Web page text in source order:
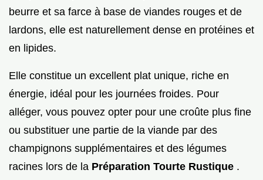
beurre et sa farce à base de viandes rouges et de
lardons, elle est naturellement dense en protéines et
en lipides.
Elle constitue un excellent plat unique, riche en
énergie, idéal pour les journées froides. Pour
alléger, vous pouvez opter pour une croûte plus fine
ou substituer une partie de la viande par des
champignons supplémentaires et des légumes
racines lors de la Préparation Tourte Rustique .